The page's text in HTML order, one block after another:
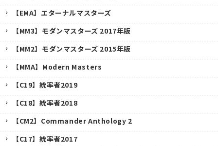
【EMA】エターナルマスターズ
【MM3】モダンマスターズ 2017年版
【MM2】モダンマスターズ 2015年版
【MMA】Modern Masters
【C19】統率者2019
【C18】統率者2018
【CM2】Commander Anthology 2
【C17】統率者2017